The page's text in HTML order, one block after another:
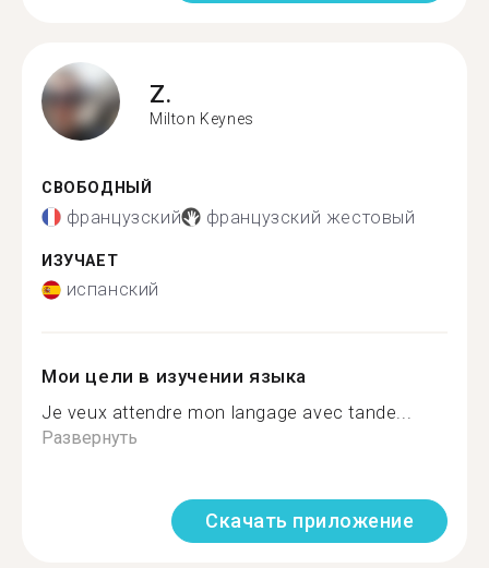
Z.
Milton Keynes
СВОБОДНЫЙ
французский французский жестовый
ИЗУЧАЕТ
испанский
Мои цели в изучении языка
Je veux attendre mon langage avec tande...
Развернуть
Скачать приложение